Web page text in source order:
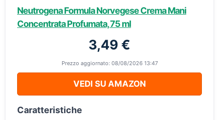
Neutrogena Formula Norvegese Crema Mani
Concentrata Profumata, 75 ml
3,49 €
Prezzo aggiornato: 08/08/2026 13:47
VEDI SU AMAZON
Caratteristiche